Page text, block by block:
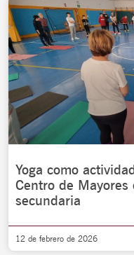
Yoga como
Centro de
secundaria
12 de febrero de 2026